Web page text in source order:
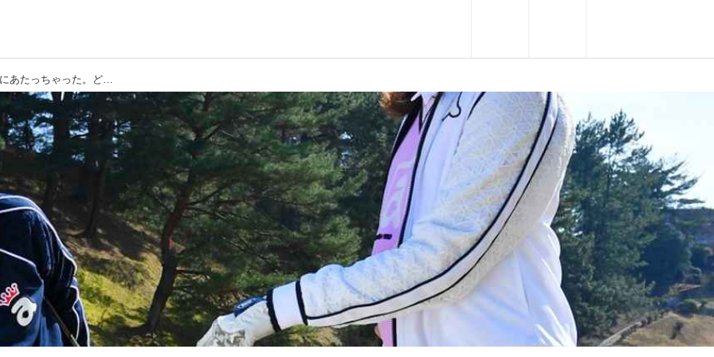
【新ルール】ドロップしたボールが足にあたっちゃった。どうすればいい?